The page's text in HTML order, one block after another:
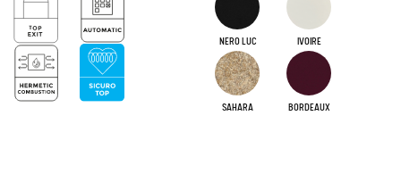
NERO LUC IVOIRE
SAHARA BORDEAUX